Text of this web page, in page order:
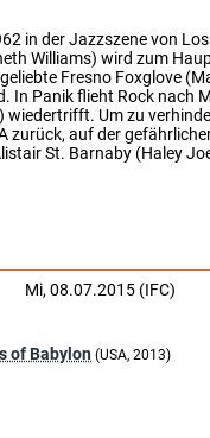
in der Jazzszene von
Williams) wird zum
Fresno Foxglove
Panik flieht Rock nach
wiedertrifft. Um zu
zurück, auf der
St. Barnaby (Haley
Mi, 08.07.2015 (IFC)
of Babylon (USA, 2013)